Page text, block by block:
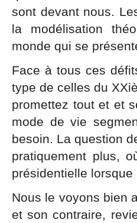
sont devant nous.
la modélisation
monde qui se
Face à tous ces
type de celles du
promettez tout et et
mode de vie
besoin. La question
pratiquement plus,
présidentielle
Nous le voyons bien
et son contraire,